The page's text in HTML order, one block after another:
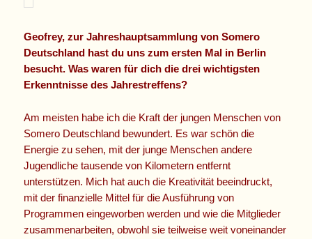
Geofrey, zur Jahreshauptsammlung von Somero
Deutschland hast du uns zum ersten Mal in Berlin
besucht. Was waren für dich die drei wichtigsten
Erkenntnisse des Jahrestreffens?
Am meisten habe ich die Kraft der jungen Menschen von
Somero Deutschland bewundert. Es war schön die
Energie zu sehen, mit der junge Menschen andere
Jugendliche tausende von Kilometern entfernt
unterstützen. Mich hat auch die Kreativität beeindruckt,
mit der finanzielle Mittel für die Ausführung von
Programmen eingeworben werden und wie die Mitglieder
zusammenarbeiten, obwohl sie teilweise weit voneinander